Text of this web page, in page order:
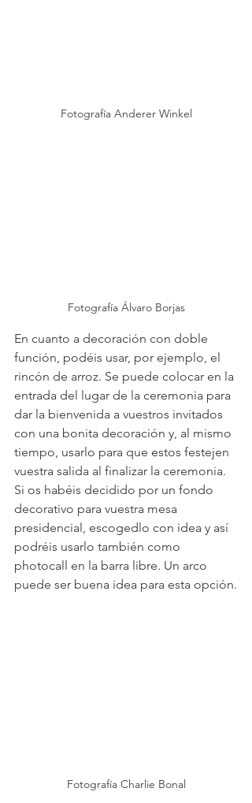
Fotografía Anderer Winkel
Fotografía Álvaro Borjas
En cuanto a decoración con doble
función, podéis usar, por ejemplo, el
rincón de arroz. Se puede colocar en la
entrada del lugar de la ceremonia para
dar la bienvenida a vuestros invitados
con una bonita decoración y, al mismo
tiempo, usarlo para que estos festejen
vuestra salida al finalizar la ceremonia.
Si os habéis decidido por un fondo
decorativo para vuestra mesa
presidencial, escogedlo con idea y así
podréis usarlo también como
photocall en la barra libre. Un arco
puede ser buena idea para esta opción.
Fotografía Charlie Bonal